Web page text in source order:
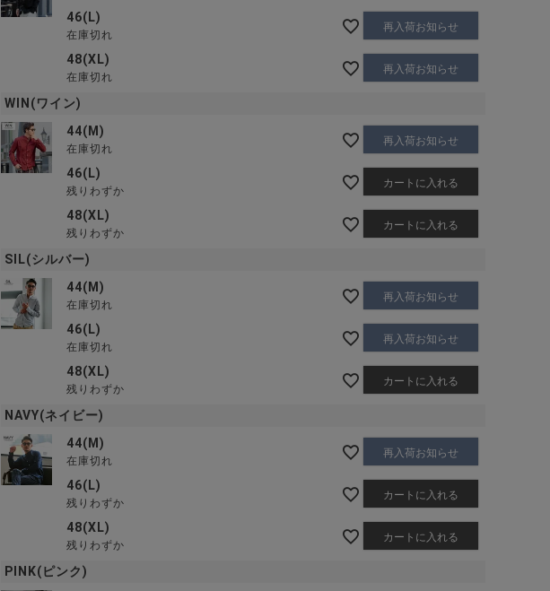
46(L)
在庫切れ
再入荷お知らせ
48(XL)
在庫切れ
再入荷お知らせ
WIN(ワイン)
44(M)
在庫切れ
再入荷お知らせ
46(L)
残りわずか
カートに入れる
48(XL)
残りわずか
カートに入れる
SIL(シルバー)
44(M)
在庫切れ
再入荷お知らせ
46(L)
在庫切れ
再入荷お知らせ
48(XL)
残りわずか
カートに入れる
NAVY(ネイビー)
44(M)
在庫切れ
再入荷お知らせ
46(L)
残りわずか
カートに入れる
48(XL)
残りわずか
カートに入れる
PINK(ピンク)